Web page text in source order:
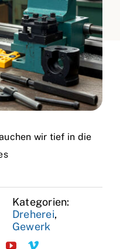
wir tief in die
Kategorien:
Dreherei,
Gewerk